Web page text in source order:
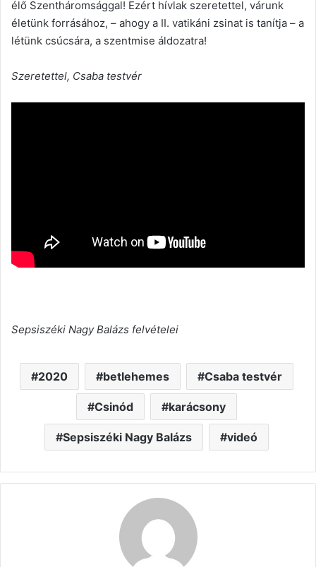
élő Szentháromsággal! Ezért hívlak szeretettel, várunk
életünk forrásához, – ahogy a II. vatikáni zsinat is tanítja – a
létünk csúcsára, a szentmise áldozatra!
Szeretettel, Csaba testvér
Sepsiszéki Nagy Balázs felvételei
2020 betlehemes Csaba testvér
Csinód karácsony
Sepsiszéki Nagy Balázs videó